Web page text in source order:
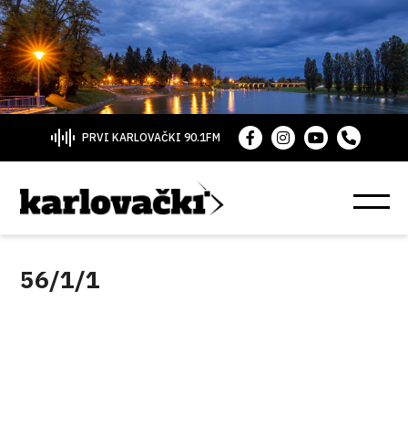
PRVI KARLOVAČKI 90.1FM
56/1/1